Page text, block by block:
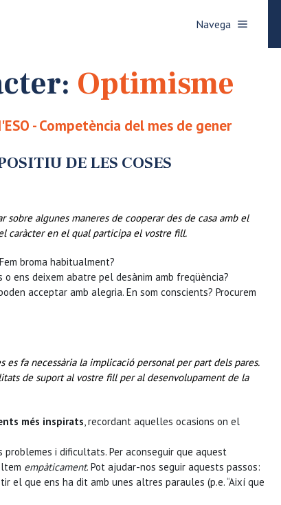
Navega
Optimisme
- Competència del mes de gener
DE LES COSES
algunes maneres de cooperar des de casa amb el
caràcter en el qual participa el vostre fill.
broma habitualment?
ens deixem abatre pel desànim amb freqüència?
acceptar amb alegria. En som conscients? Procurem
fa necessària la implicació personal per part dels pares.
de suport al vostre fill per al desenvolupament de la
més inspirats, recordant aquelles ocasions on el
i dificultats. Per aconseguir que aquest
empàticament. Pot ajudar-nos seguir aquests passos:
el que ens ha dit amb unes altres paraules (p.e. “Així que